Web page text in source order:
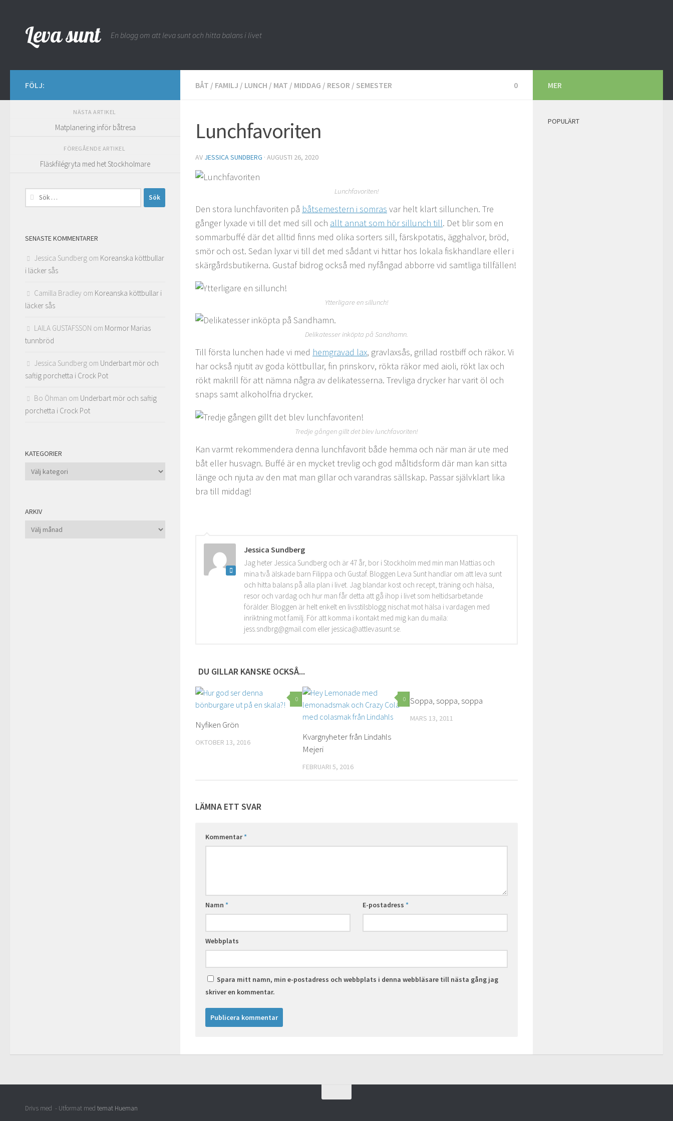
Leva sunt En blogg om att leva sunt och hitta balans i livet
BÅT / FAMILJ / LUNCH / MAT / MIDDAG / RESOR / SEMESTER 0
Lunchfavoriten
AV JESSICA SUNDBERG · AUGUSTI 26, 2020
Lunchfavoriten!
Den stora lunchfavoriten på båtsemestern i somras var helt klart sillunchen. Tre
gånger lyxade vi till det med sill och allt annat som hör sillunch till. Det blir som en
sommarbuffé där det alltid finns med olika sorters sill, färskpotatis, ägghalvor, bröd,
smör och ost. Sedan lyxar vi till det med sådant vi hittar hos lokala fiskhandlare eller i
skärgårdsbutikerna. Gustaf bidrog också med nyfångad abborre vid samtliga tillfällen!
Ytterligare en sillunch!
Delikatesser inköpta på Sandhamn.
Till första lunchen hade vi med hemgravad lax, gravlaxsås, grillad rostbiff och räkor. Vi
har också njutit av goda köttbullar, fin prinskorv, rökta räkor med aioli, rökt lax och
rökt makrill för att nämna några av delikatesserna. Trevliga drycker har varit öl och
snaps samt alkoholfria drycker.
Tredje gången gillt det blev lunchfavoriten!
Kan varmt rekommendera denna lunchfavorit både hemma och när man är ute med
båt eller husvagn. Buffé är en mycket trevlig och god måltidsform där man kan sitta
länge och njuta av den mat man gillar och varandras sällskap. Passar självklart lika
bra till middag!
Jessica Sundberg
Jag heter Jessica Sundberg och är 47 år, bor i Stockholm med min man Mattias och
mina två älskade barn Filippa och Gustaf. Bloggen Leva Sunt handlar om att leva sunt
och hitta balans på alla plan i livet. Jag blandar kost och recept, träning och hälsa,
resor och vardag och hur man får detta att gå ihop i livet som heltidsarbetande
förälder. Bloggen är helt enkelt en livsstilsblogg nischat mot hälsa i vardagen med
inriktning mot familj. För att komma i kontakt med mig kan du maila:
jess.sndbrg@gmail.com eller jessica@attlevasunt.se.
DU GILLAR KANSKE OCKSÅ...
0
Nyfiken Grön
OKTOBER 13, 2016
0
Kvargnyheter från Lindahls
Mejeri
FEBRUARI 5, 2016
Soppa, soppa, soppa
MARS 13, 2011
LÄMNA ETT SVAR
Kommentar*
Namn * E-postadress*
Webbplats
Spara mitt namn, min e-postadress och webbplats i denna webbläsare till nästa gång jag
skriver en kommentar.
FÖLJ:
NÄSTA ARTIKEL
Matplanering inför båtresa
FÖREGÅENDE ARTIKEL
Fläskfilégryta med het Stockholmare
Sök
efter:
SENASTE KOMMENTARER
Jessica Sundberg om Koreanska köttbullar
i läcker sås
Camilla Bradley om Koreanska köttbullar i
läcker sås
LAILA GUSTAFSSON om Mormor Marias
tunnbröd
Jessica Sundberg om Underbart mör och
saftig porchetta i Crock Pot
Bo Öhman om Underbart mör och saftig
porchetta i Crock Pot
KATEGORIER
Kategorier
ARKIV
Arkiv
MER
POPULÄRT
Drivs med - Utformat med temat Hueman